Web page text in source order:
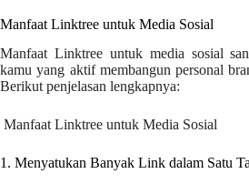
Manfaat Linktree untuk Media Sosial
Manfaat Linktree untuk media sosial
kamu yang aktif membangun personal
Berikut penjelasan lengkapnya:
Manfaat Linktree untuk Media Sosial
1. Menyatukan Banyak Link dalam Satu